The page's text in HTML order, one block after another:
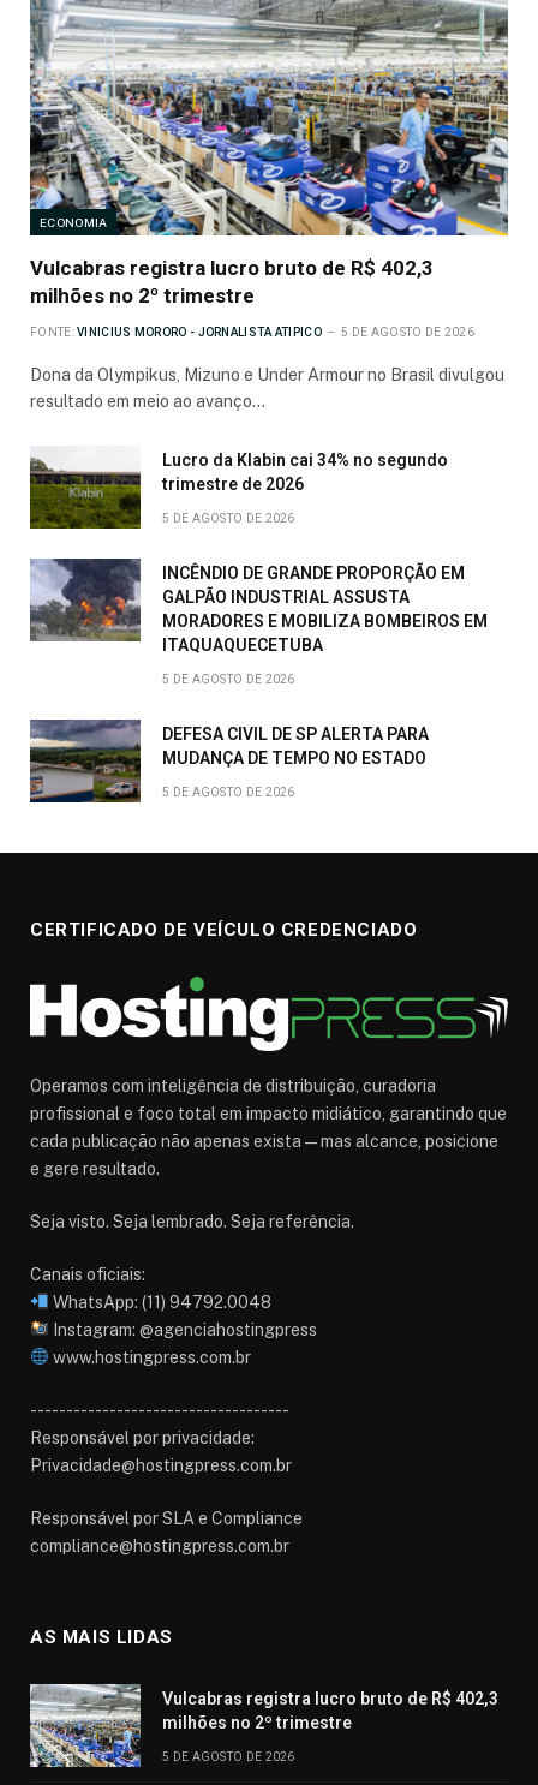
ECONOMIA
Vulcabras registra lucro bruto de R$ 402,3
milhões no 2º trimestre
FONTE: VINICIUS MORORO - JORNALISTA ATIPICO 5 DE AGOSTO DE 2026
Dona da Olympikus, Mizuno e Under Armour no Brasil divulgou
resultado em meio ao avanço…
Lucro da Klabin cai 34% no segundo
trimestre de 2026
5 DE AGOSTO DE 2026
INCÊNDIO DE GRANDE PROPORÇÃO EM
GALPÃO INDUSTRIAL ASSUSTA
MORADORES E MOBILIZA BOMBEIROS EM
ITAQUAQUECETUBA
5 DE AGOSTO DE 2026
DEFESA CIVIL DE SP ALERTA PARA
MUDANÇA DE TEMPO NO ESTADO
5 DE AGOSTO DE 2026
CERTIFICADO DE VEÍCULO CREDENCIADO
Operamos com inteligência de distribuição, curadoria
profissional e foco total em impacto midiático, garantindo que
cada publicação não apenas exista — mas alcance, posicione
e gere resultado.
Seja visto. Seja lembrado. Seja referência.
Canais oficiais:
WhatsApp: (11) 94792.0048
Instagram: @agenciahostingpress
www.hostingpress.com.br⁠
------------------------------------
Responsável por privacidade:
Privacidade@hostingpress.com.br
Responsável por SLA e Compliance
compliance@hostingpress.com.br
AS MAIS LIDAS
Vulcabras registra lucro bruto de R$ 402,3
milhões no 2º trimestre
5 DE AGOSTO DE 2026